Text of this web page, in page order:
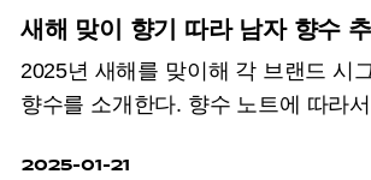
새해 맞이 향기 따라 남자 향수
2025년 새해를 맞이해 각 브랜드 시
향수를 소개한다. 향수 노트에 따라
2025-01-21